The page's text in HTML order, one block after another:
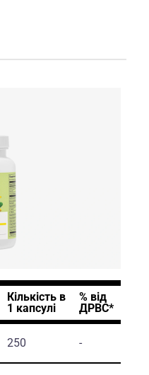
Кількість в
1 капсулi
% вiд
ДРВС*
250 -